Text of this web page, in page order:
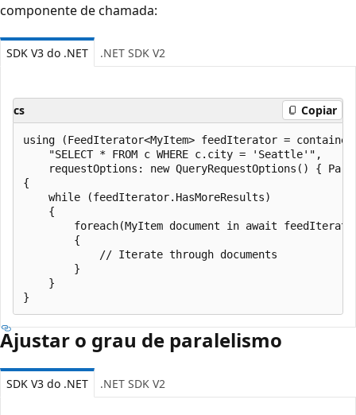
componente de chamada:
SDK V3 do .NET .NET SDK V2
cs Copiar
using (FeedIterator<MyItem> feedIterator =
    "SELECT * FROM c WHERE c.city = 'Seattle'",
requestOptions: new QueryRequestOptions() {
{
    while (feedIterator.HasMoreResults)
    {
foreach(MyItem document in await
        {
            // Iterate through documents
        }
    }
Ajustar o grau de paralelismo
SDK V3 do .NET .NET SDK V2